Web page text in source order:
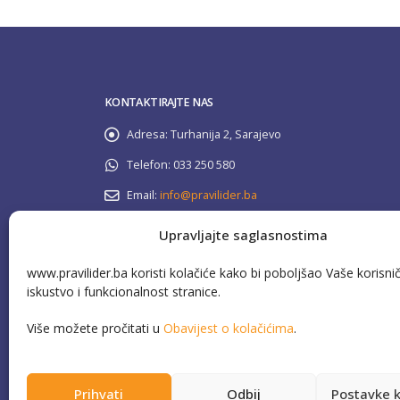
Upravljajte saglasnostima
www.pravilider.ba koristi kolačiće kako bi poboljšao Vaše
iskustvo i funkcionalnost stranice.
Više možete pročitati u Obavijest o kolačićima.
Prihvati Odbij Postavke
KONTAKTIRAJTE NAS
Adresa: Turhanija 2, Sarajevo
Telefon: 033 250 580
Email: info@pravilider.ba
Besplatna info linija: 080 022 336